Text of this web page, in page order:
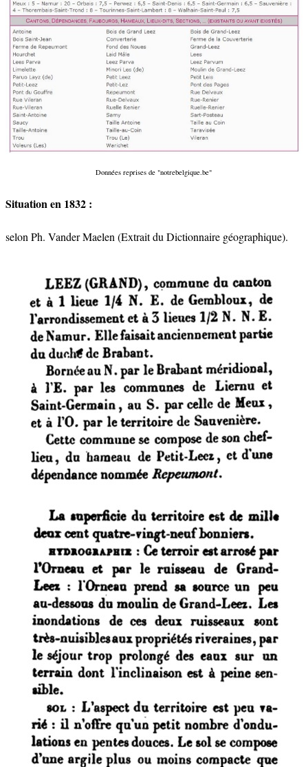
Données reprises de "notrebelgique.be"
Situation en 1832 :
selon Ph. Vander Maelen (Extrait du Dictionnaire géographique).